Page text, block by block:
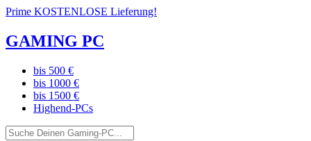
Prime KOSTENLOSE Lieferung!
GAMING PC
bis 500 €
bis 1000 €
bis 1500 €
Highend-PCs